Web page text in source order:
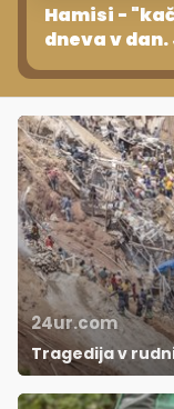
Hamisi -
dneva v
otrok
24ur.com
Tragedija v